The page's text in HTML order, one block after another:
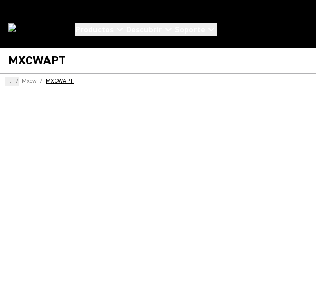
MXCWAPT
... / Mxcw / MXCWAPT